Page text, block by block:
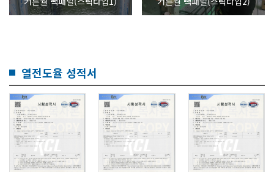
열전도율 성적서